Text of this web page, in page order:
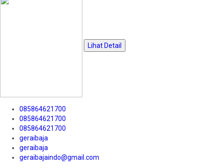
Lihat Detail
085864621700
085864621700
085864621700
geraibaja
geraibaja
geraibajaindo@gmail.com